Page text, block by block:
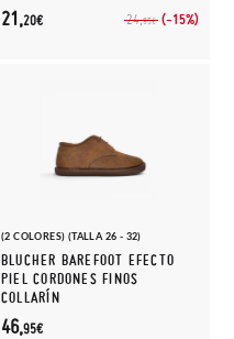
24,95€ (-15%)
21,20€
(2 COLORES) (TALLA 26 - 32)
BLUCHER BAREFOOT EFECTO
PIEL CORDONES FINOS
COLLARÍN
46,95€